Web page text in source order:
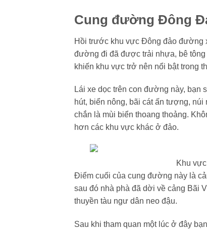
Cung đường Đông
Hồi trước khu vực Đông đảo đường
đường đi đã được trải nhựa, bê tông
khiến khu vực trở nên nổi bật trong
Lái xe dọc trên con đường này, bạn
hút, biển nông, bãi cát ấn tượng,
chắn là mùi biển thoang thoảng.
hơn các khu vực khác ở đảo.
Khu
Điểm cuối của cung đường này là
sau đó nhà phà đã dời về cảng Bãi
thuyền tàu ngư dân neo đậu.
Sau khi tham quan một lúc ở đây